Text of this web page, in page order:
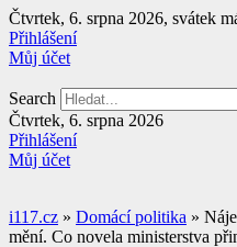
Přejít
k
obsahu
Čtvrtek, 6. srpna 2026, svátek
Přihlášení
Můj účet
Search
Čtvrtek, 6. srpna 2026
Přihlášení
Můj účet
i117.cz » Domácí politika »
mění. Co novela ministerstva